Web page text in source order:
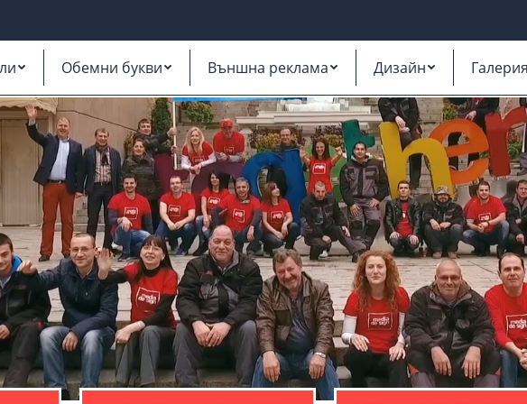
Обемни букви Външна реклама Дизайн Галерия